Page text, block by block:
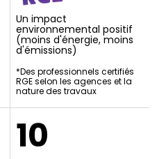
Un impact
environnemental positif
(moins d'énergie, moins
d'émissions)
*Des professionnels certifiés
RGE selon les agences et la
nature des travaux
10